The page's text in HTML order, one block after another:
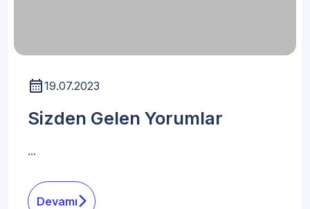
19.07.2023
Sizden Gelen Yorumlar
...
Devamı